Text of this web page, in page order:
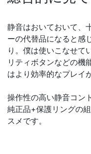
静音はおいておいて、
ーの代替品になると感
り。僕は使いこなせて
リティボタンなどの機
はより効率的なプレイ
操作性の高い静音コン
純正品+保護リングの
スメです。